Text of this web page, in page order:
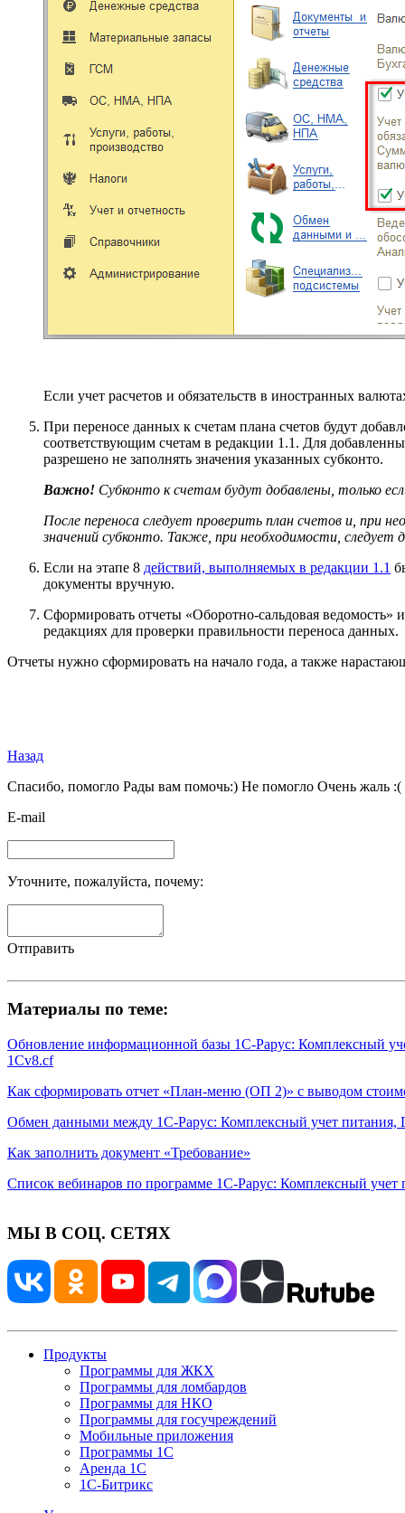
Если учет расчетов и обязательств в иностранных
При переносе данных к счетам плана счетов будут
соответствующим счетам в редакции 1.1. Для
разрешено не заполнять значения указанных субконто.
Важно! Субконто к счетам будут добавлены, только
После переноса следует проверить план счетов и, при
значений субконто. Также, при необходимости, следует
Если на этапе 8 действий, выполняемых в редакции 1.1
документы вручную.
Сформировать отчеты «Оборотно-сальдовая ведомость»
редакциях для проверки правильности переноса данных.
Отчеты нужно сформировать на начало года, а также
Назад
Спасибо, помогло Рады вам помочь:) Не помогло Очень жаль :(
E-mail
Уточните, пожалуйста, почему:
Отправить
Материалы по теме:
Обновление информационной базы 1С-Рарус: Комплексный
1Cv8.cf
Как сформировать отчет «План-меню (ОП 2)» с выводом
Обмен данными между 1С-Рарус: Комплексный учет питания,
Как заполнить документ «Требование»
Список вебинаров по программе 1С-Рарус: Комплексный учет
МЫ В СОЦ. СЕТЯХ
Продукты
Программы для ЖКХ
Программы для ломбардов
Программы для НКО
Программы для госучреждений
Мобильные приложения
Программы 1С
Аренда 1С
1С-Битрикс